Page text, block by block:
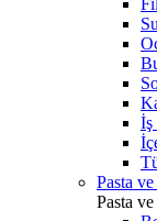
İş
Pasta
Pasta